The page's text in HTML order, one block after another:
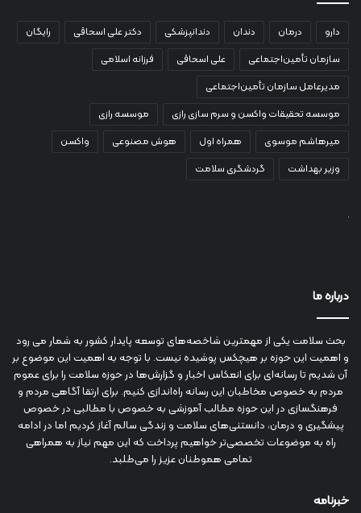
دارو درمان دندان دندانپزشکی دکتر علی اسحاقی
رایگان
سازمان تأمین‌اجتماعی
علی اسحاقی
فرزانه اسلامی
مدیرعامل سازمان تأمین‌اجتماعی
موسسه تحقیقات واکسن و سرم سازی رازی
موسسه رازی
میرهاشم موسوی
همراه اول هوش مصنوعی
واکسن
وزیر بهداشت
گردشگری سلامت
درباره ما
بحث سلامت یکی از مهمترین شاخصه‌های توسعه پایدار کشور به شمار می رود
و اهمیت این حوزه بر هیچکس پوشیده نیست. با توجه به اهمیت این موضوع بر
آن شدیم تا رسانه‌ای برای انعکاس اخبار و گزارش‌ها در حوزه سلامت را برای عموم
مردم به خصوص مخاطبان این رسانه راه‌اندازی کنیم. برای ارتقا آگاهی مردم و
فرهنگسازی در این حوزه مطالب آموزشی به خصوص با مطالبی در خصوص
پیشگیری و درمان، دانستنی‌های سلامت و زندگی سالم آغاز کردیم اما در ادامه
راه به موضوعات تخصصی‌تر خواهیم پرداخت که این مهم نیاز به همراهی
تمامی هموطنان عزیز را می‌طلبد.
خبرنامه